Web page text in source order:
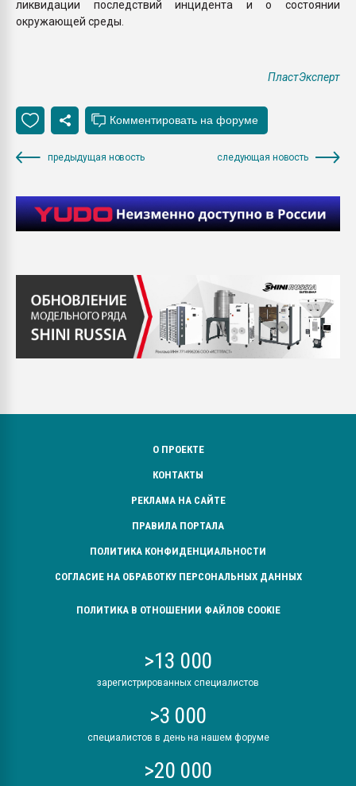
ликвидации последствий инцидента и о состоянии
окружающей среды.
ПластЭксперт
предыдущая новость следующая новость
О ПРОЕКТЕ
КОНТАКТЫ
РЕКЛАМА НА САЙТЕ
ПРАВИЛА ПОРТАЛА
ПОЛИТИКА КОНФИДЕНЦИАЛЬНОСТИ
СОГЛАСИЕ НА ОБРАБОТКУ ПЕРСОНАЛЬНЫХ ДАННЫХ
ПОЛИТИКА В ОТНОШЕНИИ ФАЙЛОВ COOKIE
>13 000
зарегистрированных специалистов
>3 000
специалистов в день на нашем форуме
>20 000